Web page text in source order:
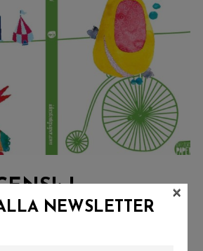
I
ALLE PRESE
NEWSLETTER
×